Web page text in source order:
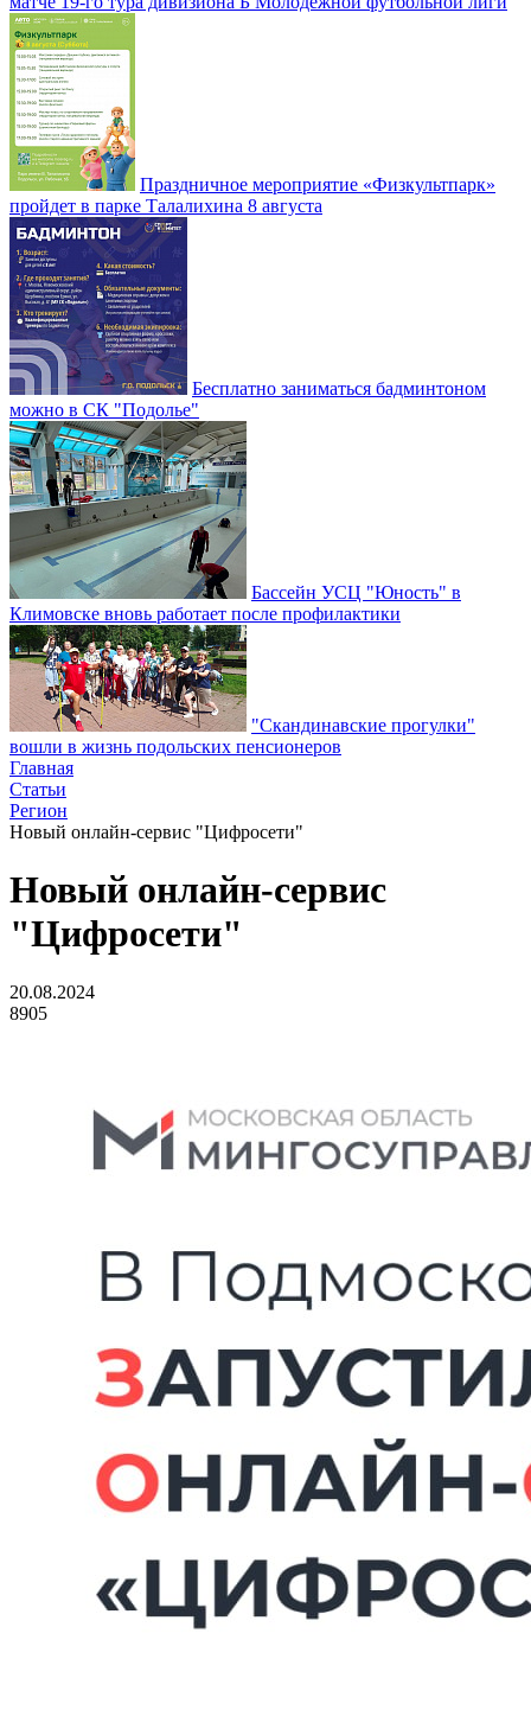
Праздничное мероприятие «Физкультпарк»
пройдет в парке Талалихина 8 августа
Бесплатно заниматься бадминтоном
можно в СК "Подолье"
Бассейн УСЦ "Юность" в
Климовске вновь работает после профилактики
"Скандинавские прогулки"
вошли в жизнь подольских пенсионеров
Главная
Статьи
Регион
Новый онлайн-сервис "Цифросети"
Новый онлайн-сервис
"Цифросети"
20.08.2024
8905